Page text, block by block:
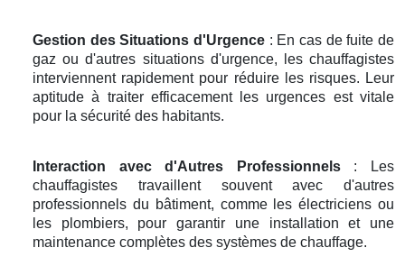
Gestion des Situations d'Urgence : En cas de fuite de
gaz ou d'autres situations d'urgence, les chauffagistes
interviennent rapidement pour réduire les risques. Leur
aptitude à traiter efficacement les urgences est vitale
pour la sécurité des habitants.
Interaction avec d'Autres Professionnels: Les
chauffagistes travaillent souvent avec d'autres
professionnels du bâtiment, comme les électriciens ou
les plombiers, pour garantir une installation et une
maintenance complètes des systèmes de chauffage.